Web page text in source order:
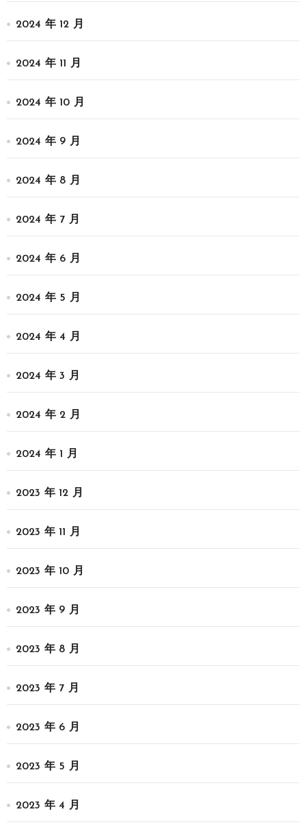
2024 年 12 月
2024 年 11 月
2024 年 10 月
2024 年 9 月
2024 年 8 月
2024 年 7 月
2024 年 6 月
2024 年 5 月
2024 年 4 月
2024 年 3 月
2024 年 2 月
2024 年 1 月
2023 年 12 月
2023 年 11 月
2023 年 10 月
2023 年 9 月
2023 年 8 月
2023 年 7 月
2023 年 6 月
2023 年 5 月
2023 年 4 月